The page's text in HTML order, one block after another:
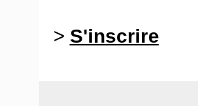
> S'inscrire